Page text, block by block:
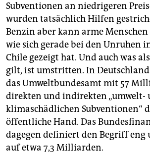
Subventionen an niedrigeren
wurden tatsächlich Hilfen
Benzin aber kann arme
wie sich gerade bei den Unruhen
Chile gezeigt hat. Und auch was
gilt, ist umstritten. In
das Umweltbundesamt mit 57
direkten und indirekten „umwelt-
klimaschädlichen Subventionen“
öffentliche Hand. Das
dagegen definiert den Begriff
auf etwa 7,3 Milliarden.